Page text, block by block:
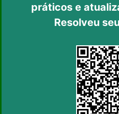
práticos e
Resolveu